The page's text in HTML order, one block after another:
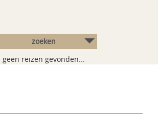
zoeken
geen reizen gevonden...